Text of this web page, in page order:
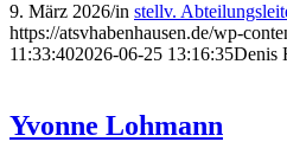
9. März 2026/in stellv.
https://atsvhabenhausen.de/wp-
11:33:402026-06-25 13:16:35Denis
Yvonne Lohmann